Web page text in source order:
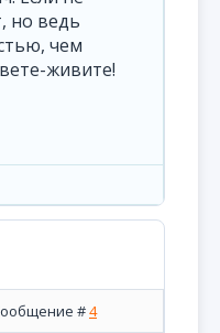
но ведь
чем
живите!
#4